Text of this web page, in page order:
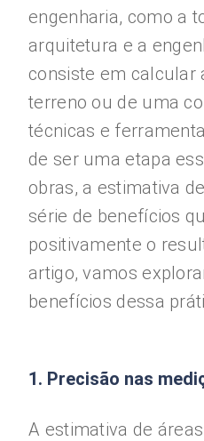
engenharia, como a
arquitetura e a
consiste em calcular
terreno ou de uma
técnicas e
de ser uma etapa
obras, a estimativa
série de benefícios
positivamente o
artigo, vamos
benefícios dessa
1. Precisão nas
A estimativa de